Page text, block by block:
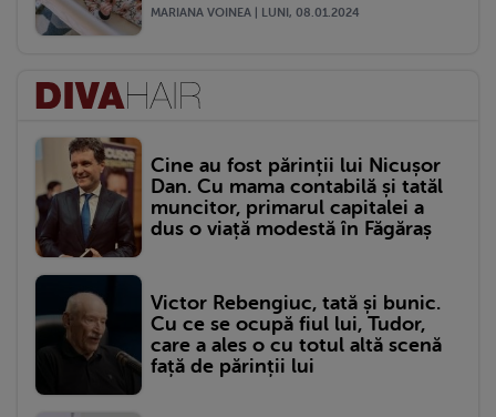
MARIANA VOINEA | LUNI, 08.01.2024
Cine au fost părinții lui Nicușor
Dan. Cu mama contabilă și tatăl
muncitor, primarul capitalei a
dus o viață modestă în Făgăraș
Victor Rebengiuc, tată și bunic.
Cu ce se ocupă fiul lui, Tudor,
care a ales o cu totul altă scenă
față de părinții lui